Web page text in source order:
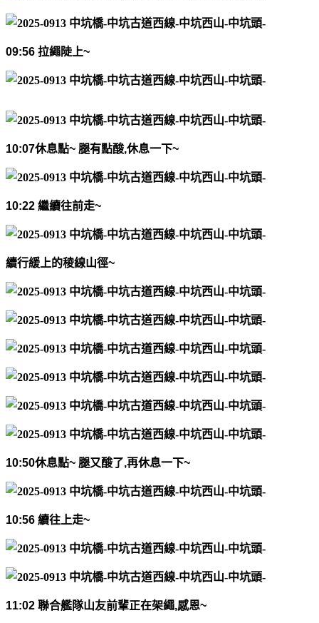
09:56 拉繩陡上~
10:07休息點~ 腿有點酸,休息一下~
10:22 繼續往前走~
續行緩上的稜線山徑~
10:50休息點~ 腿又酸了,再休息一下~
10:56 續往上走~
11:02 聯合艦隊山友前輩正在架繩,感恩~